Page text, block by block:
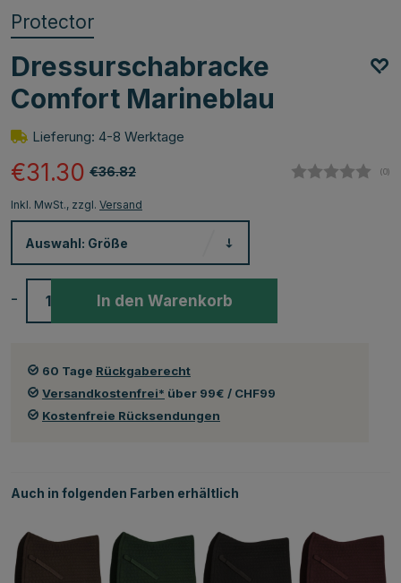
Protector
Dressurschabracke
Comfort Marineblau
Lieferung: 4-8 Werktage
€36.82
€31.30 (0)
Inkl. MwSt., zzgl. Versand
Auswahl: Größe
- In den Warenkorb
60 Tage Rückgaberecht
Versandkostenfrei* über 99€ / CHF99
Kostenfreie Rücksendungen
Auch in folgenden Farben erhältlich